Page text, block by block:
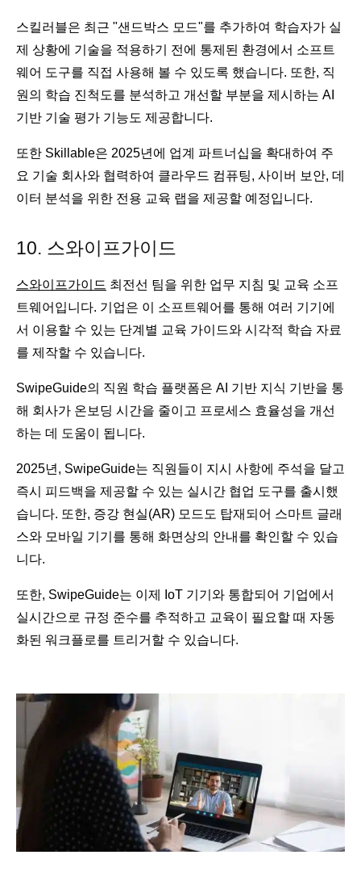
스킬러블은 최근 "샌드박스 모드"를 추가하여 학습자가 실
제 상황에 기술을 적용하기 전에 통제된 환경에서 소프트
웨어 도구를 직접 사용해 볼 수 있도록 했습니다. 또한, 직
원의 학습 진척도를 분석하고 개선할 부분을 제시하는 AI
기반 기술 평가 기능도 제공합니다.
또한 Skillable은 2025년에 업계 파트너십을 확대하여 주
요 기술 회사와 협력하여 클라우드 컴퓨팅, 사이버 보안, 데
이터 분석을 위한 전용 교육 랩을 제공할 예정입니다.
10. 스와이프가이드
스와이프가이드 최전선 팀을 위한 업무 지침 및 교육 소프
트웨어입니다. 기업은 이 소프트웨어를 통해 여러 기기에
서 이용할 수 있는 단계별 교육 가이드와 시각적 학습 자료
를 제작할 수 있습니다.
SwipeGuide의 직원 학습 플랫폼은 AI 기반 지식 기반을 통
해 회사가 온보딩 시간을 줄이고 프로세스 효율성을 개선
하는 데 도움이 됩니다.
2025년, SwipeGuide는 직원들이 지시 사항에 주석을 달고
즉시 피드백을 제공할 수 있는 실시간 협업 도구를 출시했
습니다. 또한, 증강 현실(AR) 모드도 탑재되어 스마트 글래
스와 모바일 기기를 통해 화면상의 안내를 확인할 수 있습
니다.
또한, SwipeGuide는 이제 IoT 기기와 통합되어 기업에서
실시간으로 규정 준수를 추적하고 교육이 필요할 때 자동
화된 워크플로를 트리거할 수 있습니다.